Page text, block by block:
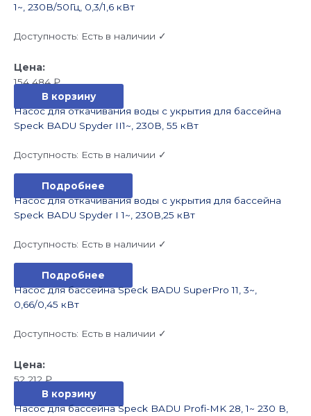
1~, 230В/50Гц, 0,3/1,6 кВт
Доступность: Есть в наличии ✓
154 484₽
В корзину
Насос для откачивания воды с укрытия для бассейна
Speck BADU Spyder II1~, 230В, 55 кВт
Доступность: Есть в наличии ✓
Подробнее
Насос для откачивания воды с укрытия для бассейна
Speck BADU Spyder I 1~, 230В,25 кВт
Доступность: Есть в наличии ✓
Подробнее
Насос для бассейна Speck BADU SuperPro 11, 3~,
0,66/0,45 кВт
Доступность: Есть в наличии ✓
52 212₽
В корзину
Насос для бассейна Speck BADU Profi-MK 28, 1~ 230 В,